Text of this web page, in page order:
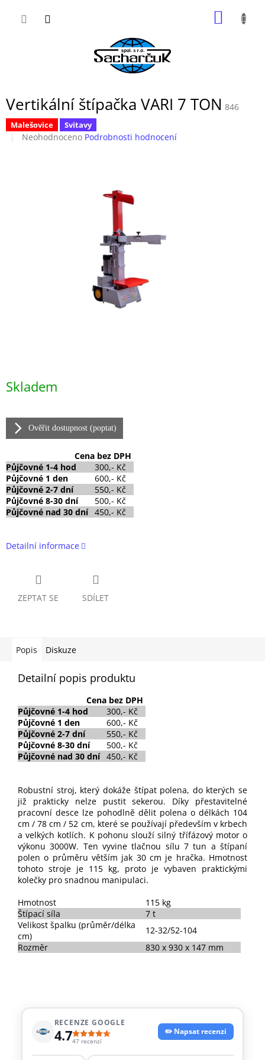
Vertikální štípačka VARI 7 TON 846
Malešovice Svitavy
Průměrné
Neohodnoceno Podrobnosti hodnocení
cena:
Skladem
Ověřit dostupnost (poptat)
Cena bez DPH
Půjčovné 1-4 hod
300,- Kč
Půjčovné 1 den
600,- Kč
Půjčovné 2-7 dní
550,- Kč
Půjčovné 8-30 dní
500,- Kč
Půjčovné nad 30 dní 450,- Kč
Detailní informace
ZEPTAT SE SDÍLET
Popis Diskuze
Detailní popis produktu
Cena bez DPH
Půjčovné 1-4 hod
300,- Kč
Půjčovné 1 den
600,- Kč
Půjčovné 2-7 dní
550,- Kč
Půjčovné 8-30 dní
500,- Kč
Půjčovné nad 30 dní 450,- Kč
Robustní stroj, který dokáže štípat polena, do kterých se
již prakticky nelze pustit sekerou. Díky přestavitelné
pracovní desce lze pohodlně dělit polena o délkách 104
cm / 78 cm / 52 cm, které se používají především v krbech
a velkých kotlích. K pohonu slouží silný třífázový motor o
výkonu 3000W. Ten vyvine tlačnou sílu 7 tun a štípaní
polen o průměru větším jak 30 cm je hračka. Hmotnost
tohoto stroje je 115 kg, proto je vybaven praktickými
kolečky pro snadnou manipulaci.
Hmotnost
115 kg
Štípací síla
7 t
Velikost špalku (průměr/délka
cm)
12-32/52-104
Rozměr
830 x 930 x 147 mm
RECENZE GOOGLE
4.747 recenzí
✏️ Napsat recenzi